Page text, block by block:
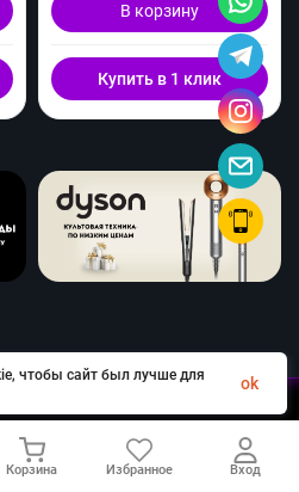
В корзину
Купить в 1 клик
Корзина Избранное Вход
чтобы сайт был лучше для
ok